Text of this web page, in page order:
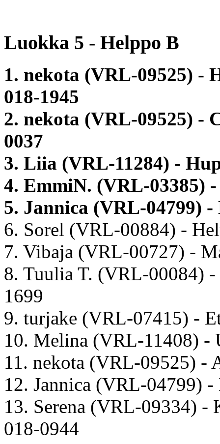
Luokka 5 - Helppo B
1. nekota (VRL-09525) -
018-1945
2. nekota (VRL-09525) -
0037
3. Liia (VRL-11284) -
4. EmmiN. (VRL-03385)
5. Jannica (VRL-04799)
6. Sorel (VRL-00884) -
7. Vibaja (VRL-00727) -
8. Tuulia T. (VRL-00084)
1699
9. turjake (VRL-07415) -
10. Melina (VRL-11408) -
11. nekota (VRL-09525) -
12. Jannica (VRL-04799)
13. Serena (VRL-09334)
018-0944